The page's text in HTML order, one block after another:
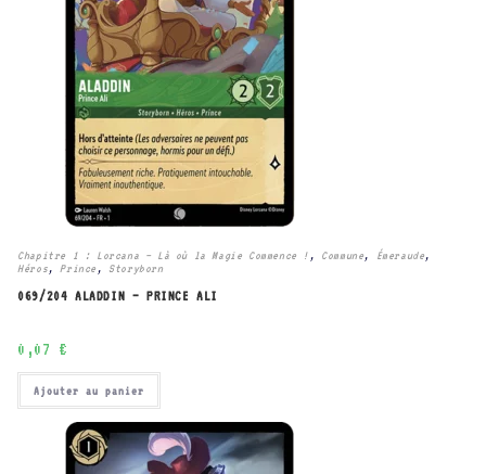
Chapitre 1 : Lorcana – Là où la Magie Commence ! , Commune, Émeraude,
Héros, Prince , Storyborn
069/204 ALADDIN – PRINCE ALI
0,07 €
Ajouter au panier